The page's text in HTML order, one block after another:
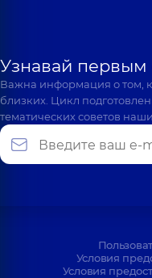
Узнавай первым
Важна информация о том,
близких. Цикл
тематических советов
Условия
Условия